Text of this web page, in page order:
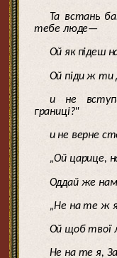
Та встань
тебе люде—
Ой як підеш
Ой піди ж ти
и не
границі?"
и не верне
„Ой царице,
Оддай же
„Не на те ж
Ой щоб твої
Не на те я,